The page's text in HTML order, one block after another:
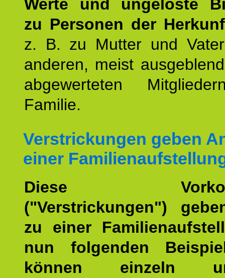
Werte und ungelöste
zu Personen der
z. B. zu Mutter und
anderen, meist
abgewerteten
Familie.
Verstrickungen geben
einer
Diese
("Verstrickungen")
zu einer
nun folgenden
können einzeln